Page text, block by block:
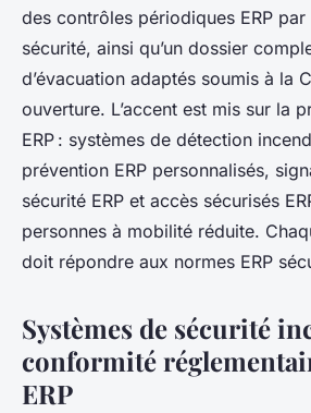
des contrôles périodiques ERP
sécurité, ainsi qu’un dossier
d’évacuation adaptés soumis à la
ouverture. L’accent est mis sur la
ERP : systèmes de détection
prévention ERP personnalisés,
sécurité ERP et accès sécurisés
personnes à mobilité réduite.
doit répondre aux normes ERP
Systèmes de sécurité
conformité
ERP